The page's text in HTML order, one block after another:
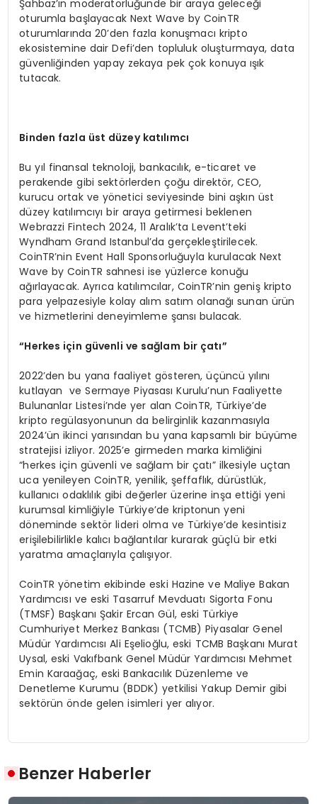
Şahbaz’ın moderatörlüğünde bir araya geleceği
oturumla başlayacak Next Wave by CoinTR
oturumlarında 20’den fazla konuşmacı kripto
ekosistemine dair Defi’den topluluk oluşturmaya, data
güvenliğinden yapay zekaya pek çok konuya ışık
tutacak.
Binden fazla üst düzey katılımcı
Bu yıl finansal teknoloji, bankacılık, e-ticaret ve
perakende gibi sektörlerden çoğu direktör, CEO,
kurucu ortak ve yönetici seviyesinde bini aşkın üst
düzey katılımcıyı bir araya getirmesi beklenen
Webrazzi Fintech 2024, 11 Aralık’ta Levent’teki
Wyndham Grand Istanbul’da gerçekleştirilecek.
CoinTR’nin Event Hall Sponsorluğuyla kurulacak Next
Wave by CoinTR sahnesi ise yüzlerce konuğu
ağırlayacak. Ayrıca katılımcılar, CoinTR’nin geniş kripto
para yelpazesiyle kolay alım satım olanağı sunan ürün
ve hizmetlerini deneyimleme şansı bulacak.
“Herkes için güvenli ve sağlam bir çatı”
2022’den bu yana faaliyet gösteren, üçüncü yılını
kutlayan ve Sermaye Piyasası Kurulu’nun Faaliyette
Bulunanlar Listesi’nde yer alan CoinTR, Türkiye’de
kripto regülasyonunun da belirginlik kazanmasıyla
2024’ün ikinci yarısından bu yana kapsamlı bir büyüme
stratejisi izliyor. 2025’e girmeden marka kimliğini
“herkes için güvenli ve sağlam bir çatı” ilkesiyle uçtan
uca yenileyen CoinTR, yenilik, şeffaflık, dürüstlük,
kullanıcı odaklılık gibi değerler üzerine inşa ettiği yeni
kurumsal kimliğiyle Türkiye’de kriptonun yeni
döneminde sektör lideri olma ve Türkiye’de kesintisiz
erişilebilirlikle kalıcı bağlantılar kurarak güçlü bir etki
yaratma amaçlarıyla çalışıyor.
CoinTR yönetim ekibinde eski Hazine ve Maliye Bakan
Yardımcısı ve eski Tasarruf Mevduatı Sigorta Fonu
(TMSF) Başkanı Şakir Ercan Gül, eski Türkiye
Cumhuriyet Merkez Bankası (TCMB) Piyasalar Genel
Müdür Yardımcısı Ali Eşelioğlu, eski TCMB Başkanı Murat
Uysal, eski Vakıfbank Genel Müdür Yardımcısı Mehmet
Emin Karaağaç, eski Bankacılık Düzenleme ve
Denetleme Kurumu (BDDK) yetkilisi Yakup Demir gibi
sektörün önde gelen isimleri yer alıyor.
Benzer Haberler